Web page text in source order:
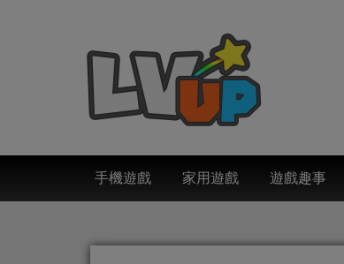
手機遊戲 家用遊戲 遊戲趣事